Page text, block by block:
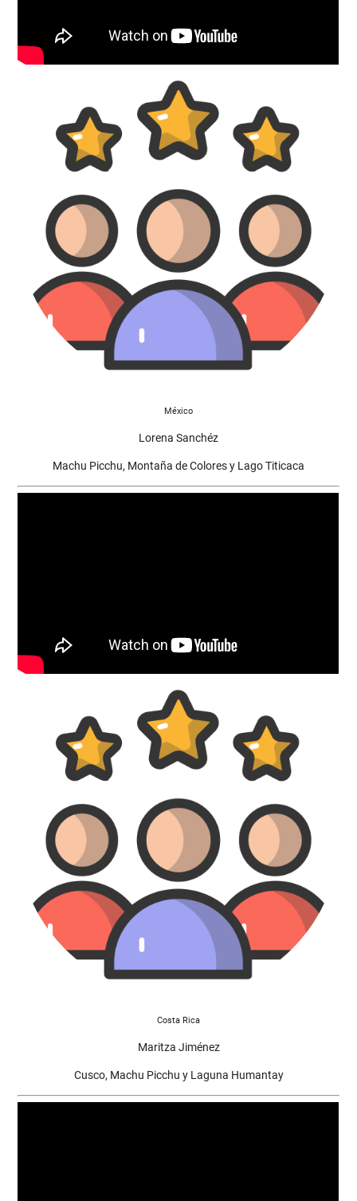
México
Lorena Sanchéz
Machu Picchu, Montaña de Colores y Lago Titicaca
Costa Rica
Maritza Jiménez
Cusco, Machu Picchu y Laguna Humantay